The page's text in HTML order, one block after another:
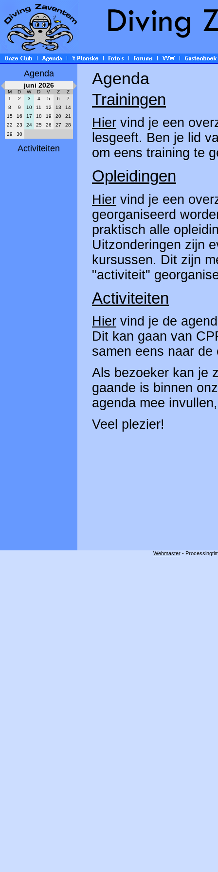
Agenda
juni 2026
M D W D V Z
Z
1
2 3 4 5 6
7
8
9 10 11 12 13
14
15
16 17 18 19 20
21
22
23 24 25 26 27
28
29
30
Activiteiten
Agenda
Trainingen
Hier vind je een
lesgeeft. Ben je lid
om eens training te
Opleidingen
Hier vind je een
georganiseerd
praktisch alle
Uitzonderingen zijn
kursussen. Dit zijn
"activiteit"
Activiteiten
Hier vind je de
Dit kan gaan van
samen eens naar de
Als bezoeker kan je
gaande is binnen
agenda mee
Veel plezier!
Webmaster-